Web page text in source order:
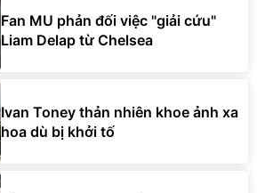
Fan MU phản đối việc "giải cứu"
Liam Delap từ Chelsea
Ivan Toney thản nhiên khoe ảnh xa
hoa dù bị khởi tố